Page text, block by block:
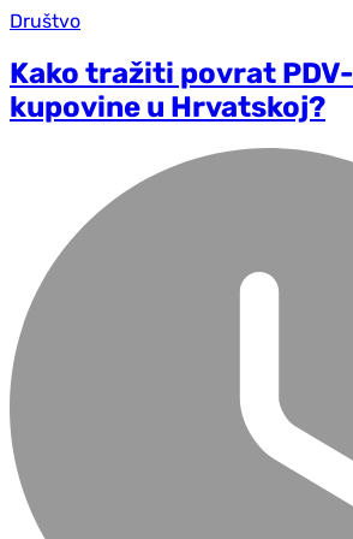
Društvo
Kako tražiti povrat
kupovine u Hrvatskoj?